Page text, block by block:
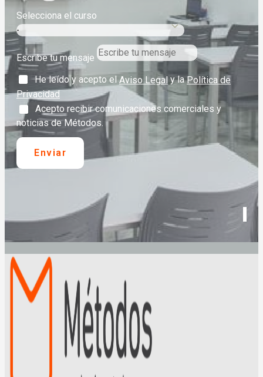
Selecciona el curso
Escribe tu mensaje
He leído y acepto el Aviso Legal y laPolítica de
Privacidad
Acepto recibir comunicaciones comerciales y
noticias de Métodos.
Enviar